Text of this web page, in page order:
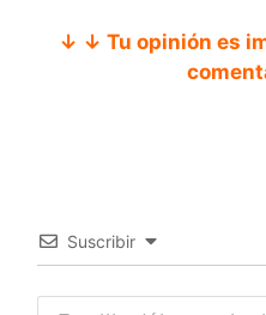
↓ ↓ Tu opinión es
Suscribir